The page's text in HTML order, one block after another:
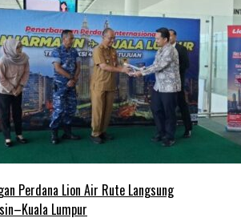
Perdana Lion Air Rute Langsung
Lumpur